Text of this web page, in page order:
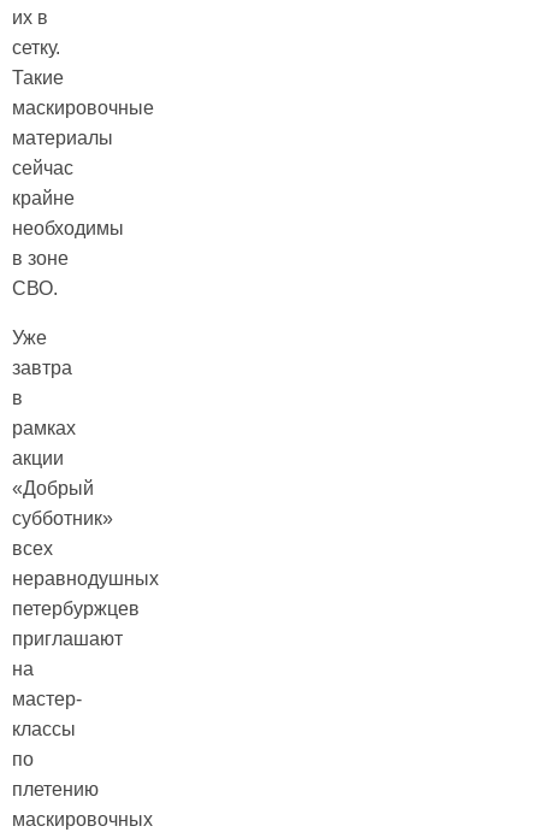
их в
сетку.
Такие
маскировочные
материалы
сейчас
крайне
необходимы
в зоне
СВО.
Уже
завтра
в
рамках
акции
«Добрый
субботник»
всех
неравнодушных
петербуржцев
приглашают
на
мастер-
классы
по
плетению
маскировочных